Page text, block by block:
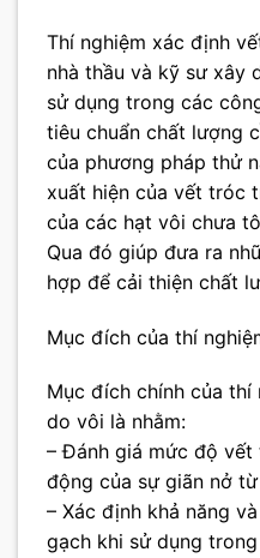
Thí nghiệm xác định
nhà thầu và kỹ sư xây
sử dụng trong các
tiêu chuẩn chất lượng
của phương pháp thử
xuất hiện của vết tróc
của các hạt vôi chưa
Qua đó giúp đưa ra
hợp để cải thiện chất
Mục đích của thí
Mục đích chính của
do vôi là nhằm:
– Đánh giá mức độ
động của sự giãn nở
– Xác định khả năng
gạch khi sử dụng